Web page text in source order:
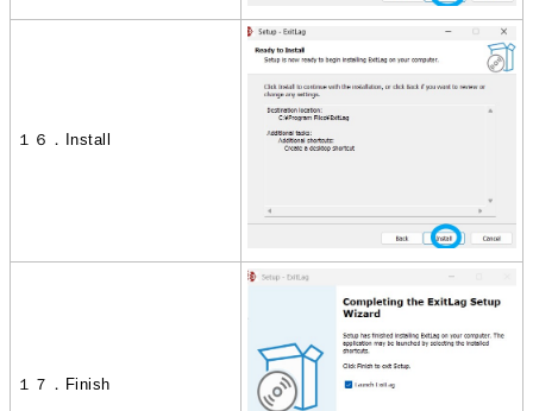
１６．Install
１７．Finish